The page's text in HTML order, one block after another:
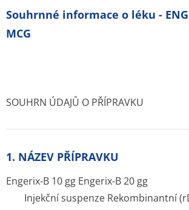
Souhrnné informace o léku -
MCG
SOUHRN ÚDAJŮ O PŘÍPRAVKU
1. NÁZEV PŘÍPRAVKU
Engerix-B 10 gg Engerix-B 20 gg
Injekční suspenze Rekombinantní